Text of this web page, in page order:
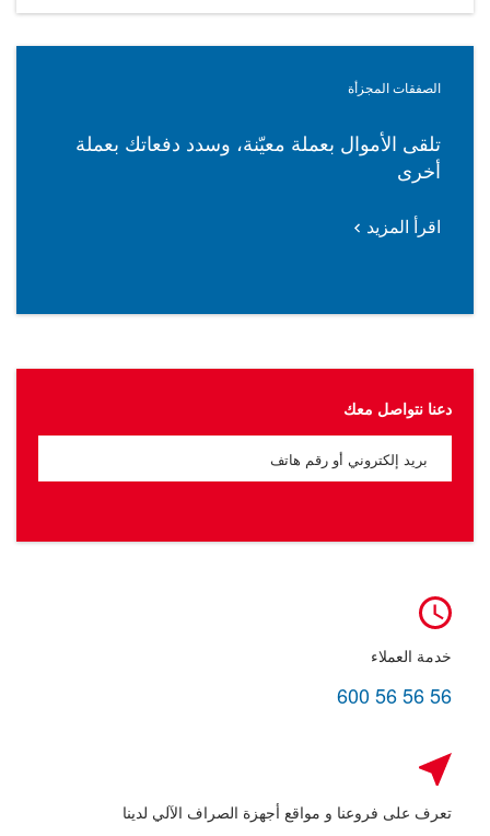
الصفقات المجزأة
تلقى الأموال بعملة معيّنة، وسدد دفعاتك بعملة
أخرى
اقرأ المزيد
دعنا نتواصل معك
خدمة العملاء
600 56 56 56
تعرف على فروعنا و مواقع أجهزة الصراف الآلي لدينا